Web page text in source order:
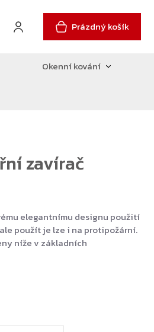
Prázdný košík
Okenní kování
zavírač
elegantnímu designu použití
použít je lze i na protipožární.
níže v základních